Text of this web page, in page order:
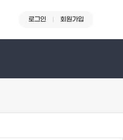
로그인 회원가입